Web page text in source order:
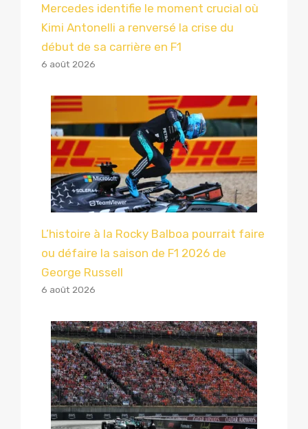
Mercedes identifie le moment crucial où
Kimi Antonelli a renversé la crise du
début de sa carrière en F1
6 août 2026
L’histoire à la Rocky Balboa pourrait faire
ou défaire la saison de F1 2026 de
George Russell
6 août 2026